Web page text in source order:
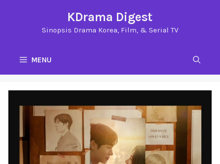
KDrama Digest
Sinopsis Drama Korea, Film, & Serial TV
MENU